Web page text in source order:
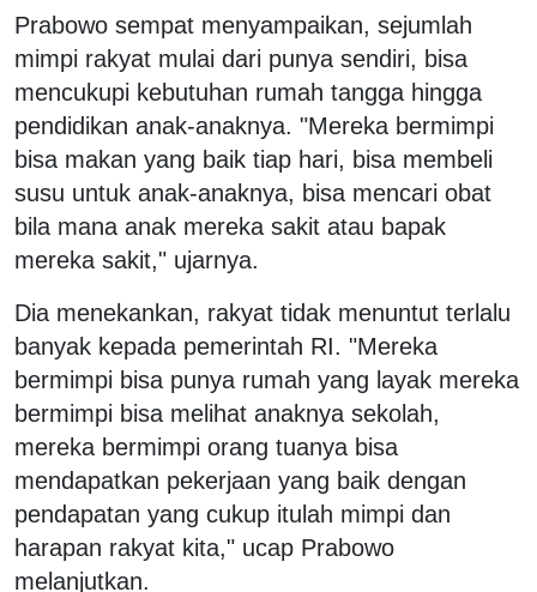
Prabowo sempat menyampaikan, sejumlah
mimpi rakyat mulai dari punya sendiri, bisa
mencukupi kebutuhan rumah tangga hingga
pendidikan anak-anaknya. "Mereka bermimpi
bisa makan yang baik tiap hari, bisa membeli
susu untuk anak-anaknya, bisa mencari obat
bila mana anak mereka sakit atau bapak
mereka sakit," ujarnya.
Dia menekankan, rakyat tidak menuntut terlalu
banyak kepada pemerintah RI. "Mereka
bermimpi bisa punya rumah yang layak mereka
bermimpi bisa melihat anaknya sekolah,
mereka bermimpi orang tuanya bisa
mendapatkan pekerjaan yang baik dengan
pendapatan yang cukup itulah mimpi dan
harapan rakyat kita," ucap Prabowo
melanjutkan.